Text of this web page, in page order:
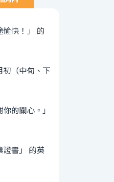
愉快！」 的
初（中旬、下
的關心。」
證書」 的英